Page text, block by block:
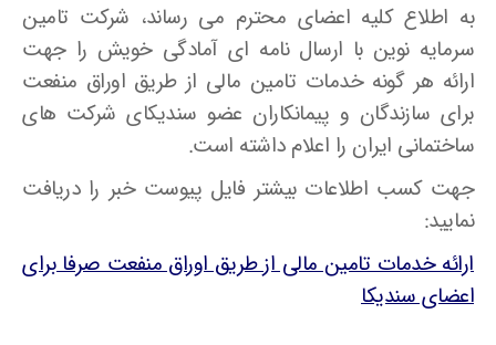
به اطلاع کلیه اعضای محترم می رساند، شرکت تامین
سرمایه نوین با ارسال نامه ای آمادگی خویش را جهت
ارائه هر گونه خدمات تامین مالی از طریق اوراق منفعت
برای سازندگان و پیمانکاران عضو سندیکای شرکت های
ساختمانی ایران را اعلام داشته است.
جهت کسب اطلاعات بیشتر فایل پیوست خبر را دریافت
نمایید:
ارائه خدمات تامین مالی از طریق اوراق منفعت صرفا برای
اعضای سندیکا